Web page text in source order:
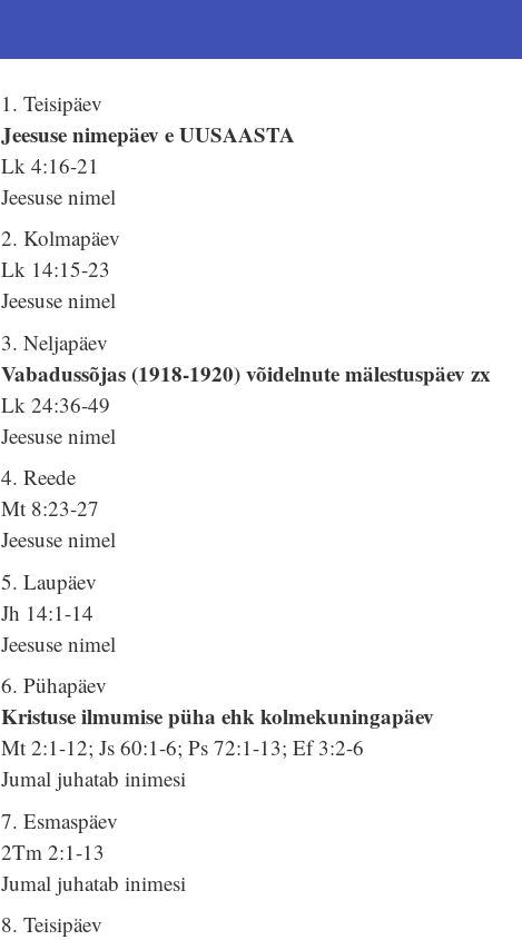
1. Teisipäev
Jeesuse nimepäev e UUSAASTA
Lk 4:16-21
Jeesuse nimel
2. Kolmapäev
Lk 14:15-23
Jeesuse nimel
3. Neljapäev
Vabadussõjas (1918-1920) võidelnute mälestuspäev zx
Lk 24:36-49
Jeesuse nimel
4. Reede
Mt 8:23-27
Jeesuse nimel
5. Laupäev
Jh 14:1-14
Jeesuse nimel
6. Pühapäev
Kristuse ilmumise püha ehk kolmekuningapäev
Mt 2:1-12; Js 60:1-6; Ps 72:1-13; Ef 3:2-6
Jumal juhatab inimesi
7. Esmaspäev
2Tm 2:1-13
Jumal juhatab inimesi
8. Teisipäev